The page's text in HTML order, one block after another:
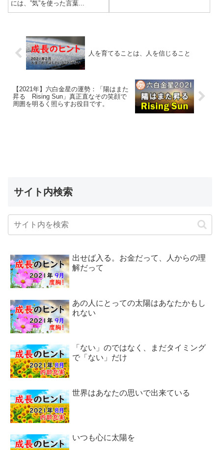
には、”気”を使った言葉...
人を育てることは、人を信じること
【2021年】六白金星の運勢：「陽はまた
昇る Rising Sun」真正直なその笑顔で
周囲を明るく照らすお役目です。
サイト内検索
出せば入る。お金だって、人からの理
解だって
あの人にとっての太陽はあなたかもし
れない
「ない」のではなく、まだタイミング
で「ない」だけ
世界はあなたの思いで出来ている
いつも心に太陽を